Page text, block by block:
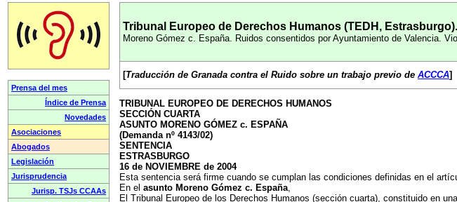
Tribunal Europeo de Derechos Humanos (TEDH,
Moreno Gómez c. España. Ruidos consentidos por Ayuntamiento de Valencia.
[Traducción de Granada contra el Ruido sobre un trabajo previo de ACCCA]
TRIBUNAL EUROPEO DE DERECHOS HUMANOS
SECCIÓN CUARTA
ASUNTO MORENO GÓMEZ c. ESPAÑA
(Demanda nº 4143/02)
SENTENCIA
ESTRASBURGO
16 de NOVIEMBRE de 2004
Esta sentencia será firme cuando se cumplan las condiciones definidas en el
En el asunto Moreno Gómez c. España,
El Tribunal Europeo de los Derechos Humanos (sección cuarta), constituido en